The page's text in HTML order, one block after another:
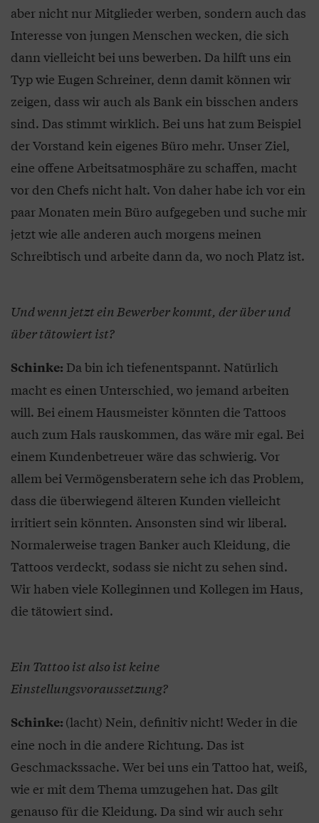
aber nicht nur Mitglieder werben, sondern auch das
Interesse von jungen Menschen wecken, die sich
dann vielleicht bei uns bewerben. Da hilft uns ein
Typ wie Eugen Schreiner, denn damit können wir
zeigen, dass wir auch als Bank ein bisschen anders
sind. Das stimmt wirklich. Bei uns hat zum Beispiel
der Vorstand kein eigenes Büro mehr. Unser Ziel,
eine offene Arbeitsatmosphäre zu schaffen, macht
vor den Chefs nicht halt. Von daher habe ich vor ein
paar Monaten mein Büro aufgegeben und suche mir
jetzt wie alle anderen auch morgens meinen
Schreibtisch und arbeite dann da, wo noch Platz ist.
Und wenn jetzt ein Bewerber kommt, der über und
über tätowiert ist?
Schinke: Da bin ich tiefenentspannt. Natürlich
macht es einen Unterschied, wo jemand arbeiten
will. Bei einem Hausmeister könnten die Tattoos
auch zum Hals rauskommen, das wäre mir egal. Bei
einem Kundenbetreuer wäre das schwierig. Vor
allem bei Vermögensberatern sehe ich das Problem,
dass die überwiegend älteren Kunden vielleicht
irritiert sein könnten. Ansonsten sind wir liberal.
Normalerweise tragen Banker auch Kleidung, die
Tattoos verdeckt, sodass sie nicht zu sehen sind.
Wir haben viele Kolleginnen und Kollegen im Haus,
die tätowiert sind.
Ein Tattoo ist also ist keine
Einstellungsvoraussetzung?
Schinke: (lacht) Nein, definitiv nicht! Weder in die
eine noch in die andere Richtung. Das ist
Geschmackssache. Wer bei uns ein Tattoo hat, weiß,
wie er mit dem Thema umzugehen hat. Das gilt
genauso für die Kleidung. Da sind wir auch sehr